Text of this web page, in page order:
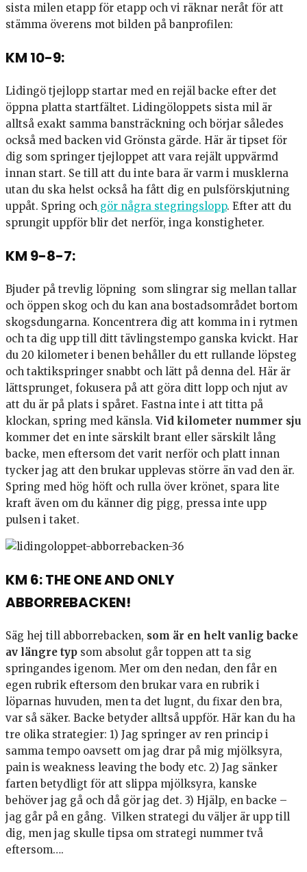
sista milen etapp för etapp och vi räknar neråt för att
stämma överens mot bilden på banprofilen:
KM 10-9:
Lidingö tjejlopp startar med en rejäl backe efter det
öppna platta startfältet. Lidingöloppets sista mil är
alltså exakt samma bansträckning och börjar således
också med backen vid Grönsta gärde. Här är tipset för
dig som springer tjejloppet att vara rejält uppvärmd
innan start. Se till att du inte bara är varm i musklerna
utan du ska helst också ha fått dig en pulsförskjutning
uppåt. Spring och gör några stegringslopp. Efter att du
sprungit uppför blir det nerför, inga konstigheter.
KM 9-8-7:
Bjuder på trevlig löpning som slingrar sig mellan tallar
och öppen skog och du kan ana bostadsområdet bortom
skogsdungarna. Koncentrera dig att komma in i rytmen
och ta dig upp till ditt tävlingstempo ganska kvickt. Har
du 20 kilometer i benen behåller du ett rullande löpsteg
och taktikspringer snabbt och lätt på denna del. Här är
lättsprunget, fokusera på att göra ditt lopp och njut av
att du är på plats i spåret. Fastna inte i att titta på
klockan, spring med känsla. Vid kilometer nummer sju
kommer det en inte särskilt brant eller särskilt lång
backe, men eftersom det varit nerför och platt innan
tycker jag att den brukar upplevas större än vad den är.
Spring med hög höft och rulla över krönet, spara lite
kraft även om du känner dig pigg, pressa inte upp
pulsen i taket.
KM 6: THE ONE AND ONLY
ABBORREBACKEN!
Säg hej till abborrebacken, som är en helt vanlig backe
av längre typ som absolut går toppen att ta sig
springandes igenom. Mer om den nedan, den får en
egen rubrik eftersom den brukar vara en rubrik i
löparnas huvuden, men ta det lugnt, du fixar den bra,
var så säker. Backe betyder alltså uppför. Här kan du ha
tre olika strategier: 1) Jag springer av ren princip i
samma tempo oavsett om jag drar på mig mjölksyra,
pain is weakness leaving the body etc. 2) Jag sänker
farten betydligt för att slippa mjölksyra, kanske
behöver jag gå och då gör jag det. 3) Hjälp, en backe –
jag går på en gång. Vilken strategi du väljer är upp till
dig, men jag skulle tipsa om strategi nummer två
eftersom….